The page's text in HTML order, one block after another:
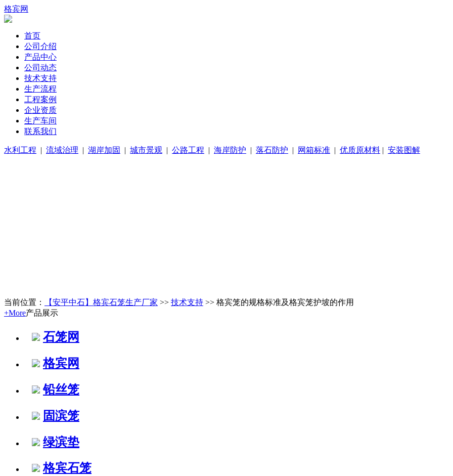
格宾网
首页
公司介绍
产品中心
公司动态
技术支持
生产流程
工程案例
企业资质
生产车间
联系我们
水利工程 | 流域治理 | 湖岸加固 | 城市景观 | 公路工程 | 海岸防护 | 落石防护 | 网箱标准 | 优质原材料 | 安装图解
当前位置： 【安平中石】格宾石笼生产厂家 >> 技术支持 >> 格宾笼的规格标准及格宾笼护坡的作用
+More产品展示
石笼网
格宾网
铅丝笼
固滨笼
绿滨垫
格宾石笼